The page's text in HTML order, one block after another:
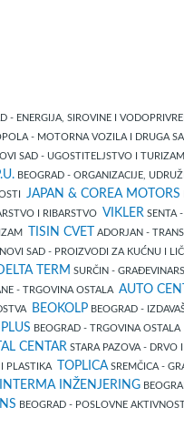
- ENERGIJA, SIROVINE I
- MOTORNA VOZILA I DRUGA
SAD - UGOSTITELJSTVO I
BEOGRAD - ORGANIZACIJE,
JAPAN & COREA MOTORS
I RIBARSTVO VIKLER SENTA
TISIN CVET ADORJAN -
NOVI SAD - PROIZVODI ZA KUĆNU I
DELTA TERM SURČIN -
- TRGOVINA OSTALA AUTO
BEOKOLP BEOGRAD -
BEOGRAD - TRGOVINA OSTALA
CENTAR STARA PAZOVA - DRVO
PLASTIKA TOPLICASREMČICA -
INŽENJERING
BEOGRAD - POSLOVNE